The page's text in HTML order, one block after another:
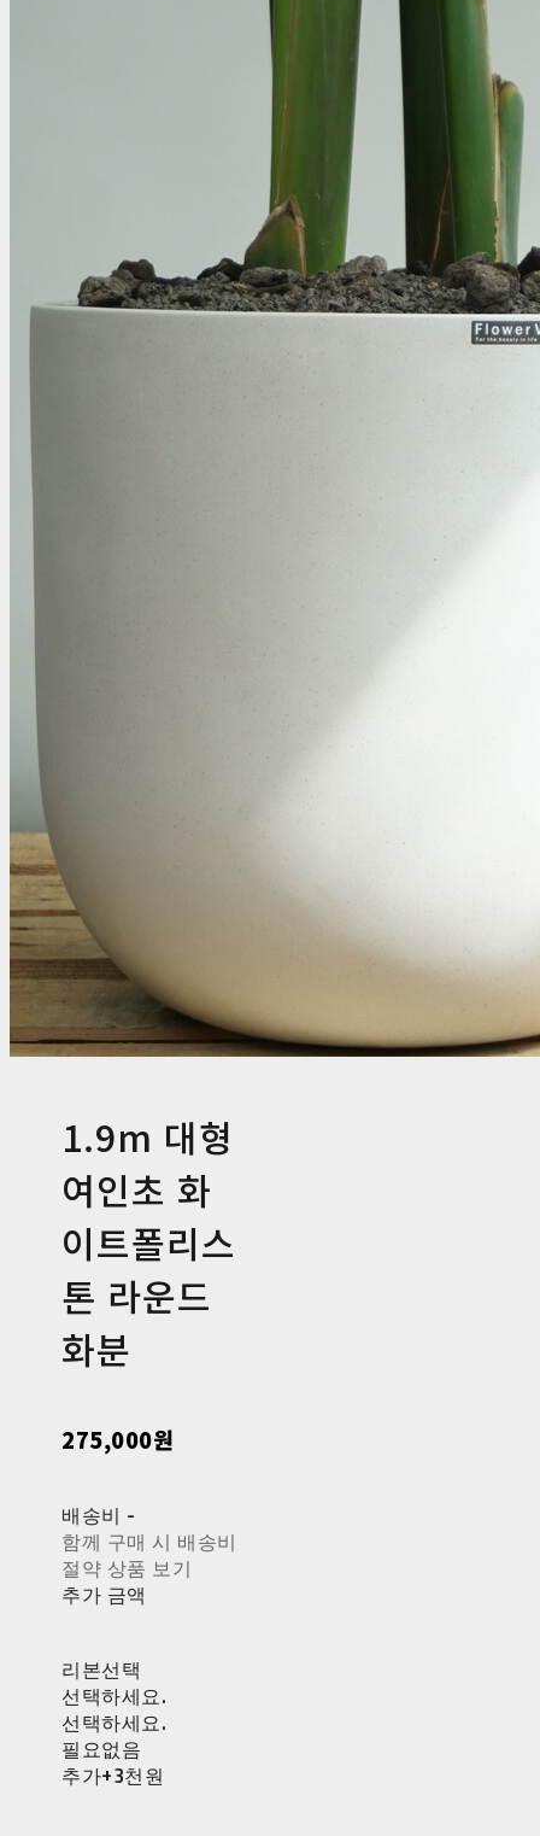
1.9m 대형
여인초 화
이트폴리스
톤 라운드
화분
275,000원
배송비 -
함께 구매 시 배송비
절약 상품 보기
추가 금액
리본선택
선택하세요.
선택하세요.
필요없음
추가+3천원